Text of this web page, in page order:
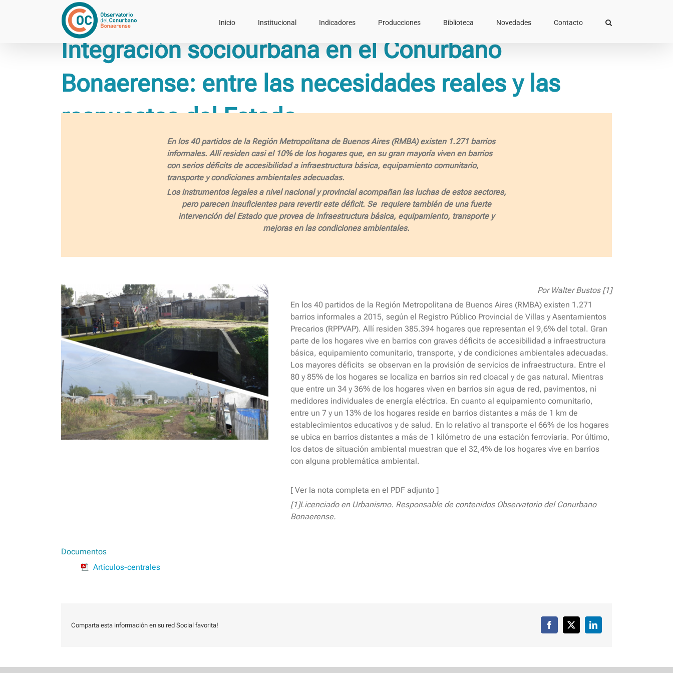
Inicio Institucional Indicadores Producciones Biblioteca Novedades Contacto
Integración sociourbana en el Conurbano
Bonaerense: entre las necesidades reales y las
respuestas del Estado
En los 40 partidos de la Región Metropolitana de Buenos Aires (RMBA) existen 1.271 barrios
informales. Allí residen casi el 10% de los hogares que, en su gran mayoría viven en barrios
con serios déficits de accesibilidad a infraestructura básica, equipamiento comunitario,
transporte y condiciones ambientales adecuadas.
Los instrumentos legales a nivel nacional y provincial acompañan las luchas de estos sectores,
pero parecen insuficientes para revertir este déficit. Se requiere también de una fuerte
intervención del Estado que provea de infraestructura básica, equipamiento, transporte y
mejoras en las condiciones ambientales.
Por Walter Bustos [1]
En los 40 partidos de la Región Metropolitana de Buenos Aires (RMBA) existen 1.271
barrios informales a 2015, según el Registro Público Provincial de Villas y Asentamientos
Precarios (RPPVAP). Allí residen 385.394 hogares que representan el 9,6% del total. Gran
parte de los hogares vive en barrios con graves déficits de accesibilidad a infraestructura
básica, equipamiento comunitario, transporte, y de condiciones ambientales adecuadas.
Los mayores déficits se observan en la provisión de servicios de infraestructura. Entre el
80 y 85% de los hogares se localiza en barrios sin red cloacal y de gas natural. Mientras
que entre un 34 y 36% de los hogares viven en barrios sin agua de red, pavimentos, ni
medidores individuales de energía eléctrica. En cuanto al equipamiento comunitario,
entre un 7 y un 13% de los hogares reside en barrios distantes a más de 1 km de
establecimientos educativos y de salud. En lo relativo al transporte el 66% de los hogares
se ubica en barrios distantes a más de 1 kilómetro de una estación ferroviaria. Por último,
los datos de situación ambiental muestran que el 32,4% de los hogares vive en barrios
con alguna problemática ambiental.
[ Ver la nota completa en el PDF adjunto ]
[1]Licenciado en Urbanismo. Responsable de contenidos Observatorio del Conurbano
Bonaerense.
Documentos
Articulos-centrales
Comparta esta información en su red Social favorita! Facebook
X LinkedIn